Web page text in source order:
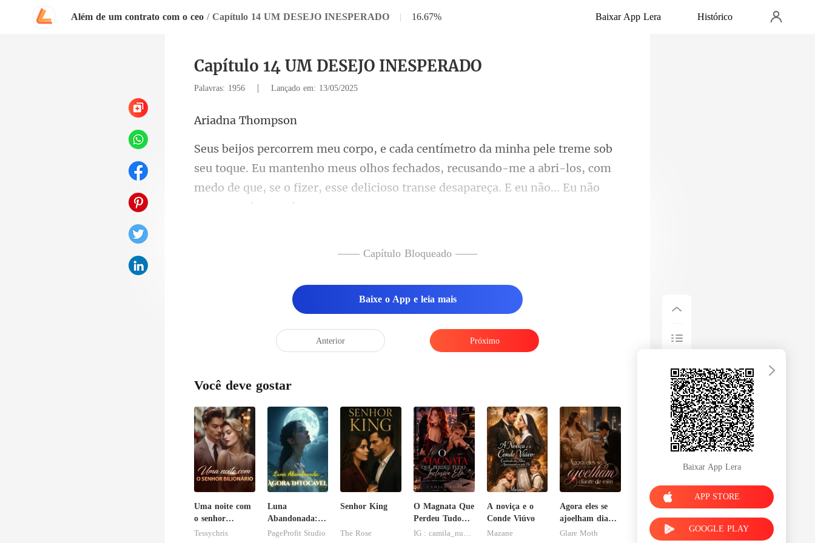
Além de um contrato com o ceo / Capítulo 14 UM DESEJO INESPERADO | 16.67% Baixar App Lera Histórico
Capítulo 14 UM DESEJO INESPERADO
Palavras: 1956 | Lançado em: 13/05/2025
na Th
ue. Eu mantenho meus olhos fechados, recusando-me a abri-los, com
medo de que, se
—— Capítulo Bloqueado ——
Baixe o App e leia mais
Anterior Próximo
Você deve gostar
Uma noite com
o senhor
Bilionário
Tessychris
Luna
Abandonada:
Agora Intocável
PageProfit Studio
Senhor King
The Rose
O Magnata Que
Perdeu Tudo
Inclusive Ela
A noviça e o
Conde Viúvo
Mazane
Agora eles se
ajoelham diante
de mim
Glare Moth
Baixar App Lera
APP STORE
GOOGLE PLAY